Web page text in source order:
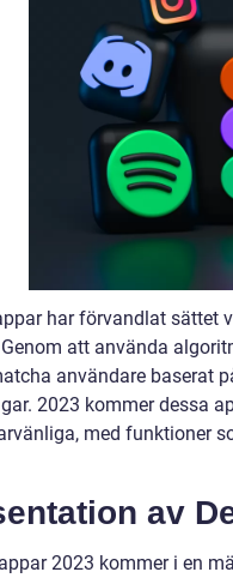
har förvandlat sättet
att använda
användare baserat
2023 kommer dessa
med funktioner
av
2023 kommer i en